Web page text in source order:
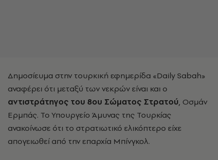
Δημοσίευμα στην τουρκική εφημερίδα «Daily Sabah»
αναφέρει ότι μεταξύ των νεκρών είναι και ο
αντιστράτηγος του 8ου Σώματος Στρατού, Οσμάν
Ερμπάς. Το Υπουργείο Άμυνας της Τουρκίας
ανακοίνωσε ότι το στρατιωτικό ελικόπτερο είχε
απογειωθεί από την επαρχία Μπίνγκολ.